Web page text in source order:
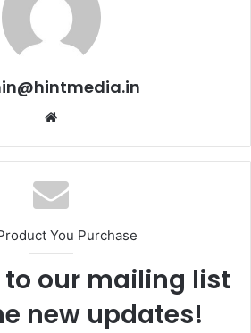
You Purchase
to our mailing list
new updates!